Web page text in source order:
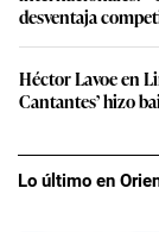
desventaja
Héctor Lavoe en
Cantantes’ hizo
Lo último en